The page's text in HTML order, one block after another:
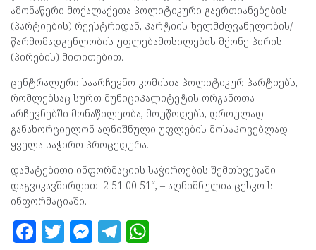
ამონაწერი მოქალაქეთა პოლიტიკური გაერთიანებების
(პარტიების) რეესტრიდან, პარტიის ხელმძღვანელობის/
წარმომადგენლობის უფლებამოსილების მქონე პირის
(პირების) მითითებით.
ცენტრალური საარჩევნო კომისია პოლიტიკურ პარტიებს,
რომლებსაც სურთ მუნიციპალიტეტის ორგანოთა
არჩევნებში მონაწილეობა, მოუწოდებს, დროულად
განახორციელონ აღნიშნული უფლების მოსაპოვებლად
ყველა საჭირო პროცედურა.
დამატებითი ინფორმაციის საჭიროების შემთხვევაში
დაგვიკავშირდით: 2 51 00 51“, – აღნიშნულია ცესკო-ს
ინფორმაციაში.
F T M T